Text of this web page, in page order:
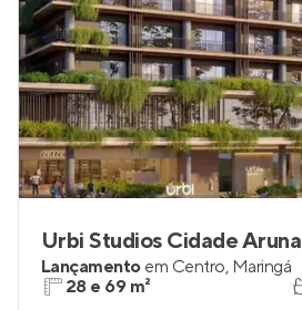
Urbi Studios Cidade Aruna
Lançamento em Centro, Maringá
28 e 69 m²